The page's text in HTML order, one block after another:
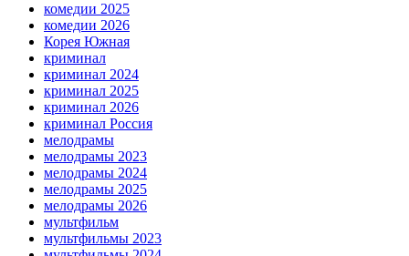
комедии 2025
комедии 2026
Корея Южная
криминал
криминал 2024
криминал 2025
криминал 2026
криминал Россия
мелодрамы
мелодрамы 2023
мелодрамы 2024
мелодрамы 2025
мелодрамы 2026
мультфильм
мультфильмы 2023